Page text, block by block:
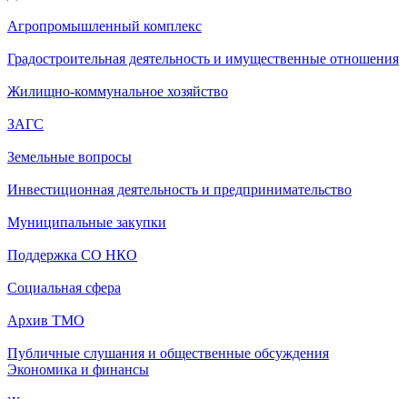
Агропромышленный комплекс
Градостроительная деятельность и имущественные отношения
Жилищно-коммунальное хозяйство
ЗАГС
Земельные вопросы
Инвестиционная деятельность и предпринимательство
Муниципальные закупки
Поддержка СО НКО
Социальная сфера
Архив ТМО
Публичные слушания и общественные обсуждения
Экономика и финансы